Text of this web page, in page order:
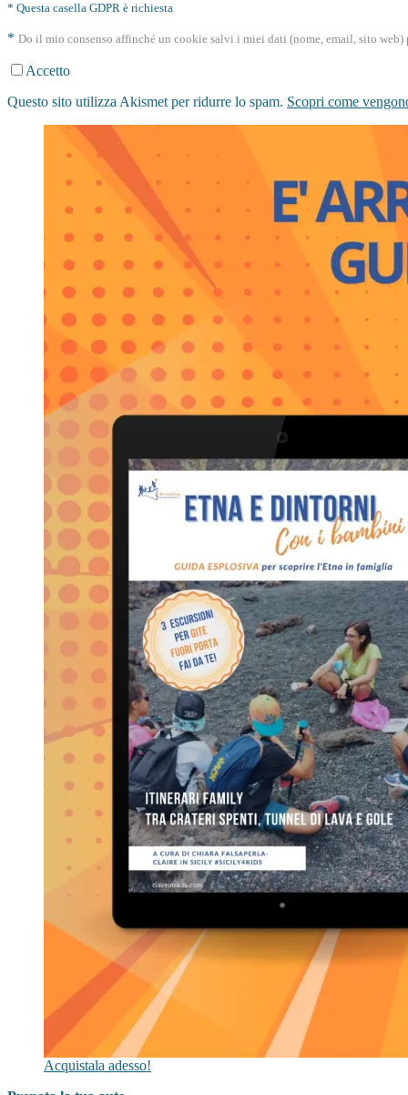
* Questa casella GDPR è richiesta
* Do il mio consenso affinché un cookie salvi i miei dati (nome, email, sito web)
Accetto
Questo sito utilizza Akismet per ridurre lo spam. Scopri come
Acquistala adesso!